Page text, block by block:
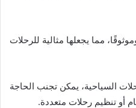
مما يجعلها مثالية للرحلات
السياحية، يمكن تجنب الحاجة
أو تنظيم رحلات متعددة.